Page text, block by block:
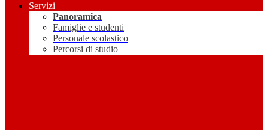
Servizi
Panoramica
Famiglie e studenti
Personale scolastico
Percorsi di studio